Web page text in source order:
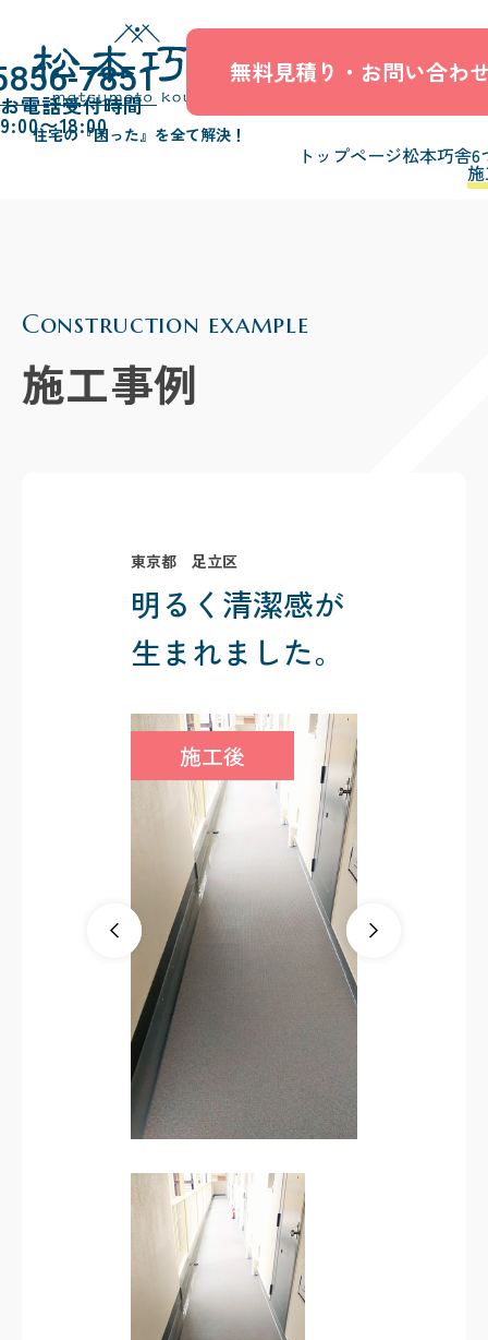
住宅の『困った』を全て解決！
無料見積り・お問い合わ
トップページ松本巧舎6
7851
お電話受付時間
9:00〜18:00
Construction example
施工事例
東京都 足立区
明るく清潔感が
生まれました。
施工後